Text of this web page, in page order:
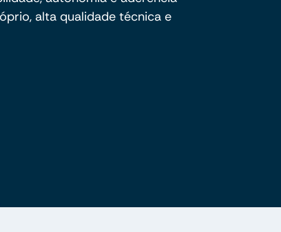
alta qualidade técnica e